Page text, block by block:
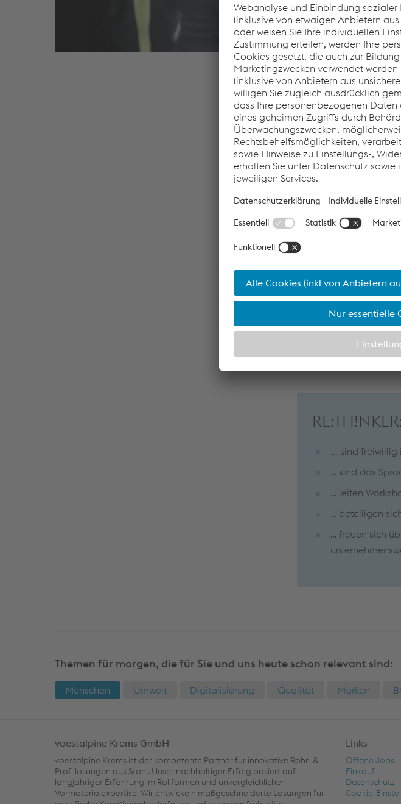
Unser Weg
Phase 1:
Arbeiten mit
Phase 2:
Interessierte
Zusammenarbeit
Danach jährlich:
Maßnahmen zur
Im RE:TH!NK-Team
Schwerpunkte
Für eine stärkere
aufgerufen, das
... sind
… sind das
… leiten
… beteiligen
… freuen sich
Themen für morgen, die für Sie und uns heute schon relevant sind:
Menschen Umwelt Digitalisierung Qualität Marken
voestalpine Krems GmbH
voestalpine Krems ist der kompetente Partner für innovative Rohr- &
Profillösungen aus Stahl. Unser nachhaltiger Erfolg basiert auf
langjähriger Erfahrung im Rollformen und unvergleichlicher
Vormaterialexpertise. Wir entwickeln maßgeschneiderte Lösungen für
Links
Offene Jobs
Einkauf
Datenschutz
Cookie-